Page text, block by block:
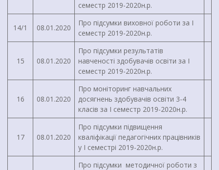
семестр 2019-2020н.р.
14/1 08.01.2020
Про підсумки виховної роботи за І
семестр 2019-2020н.р.
15 08.01.2020
Про підсумки результатів
навченості здобувачів освіти за І
семестр 2019-2020н.р.
16 08.01.2020
Про моніторинг навчальних
досягнень здобувачів освіти 3-4
класів за І семестр 2019-2020н.р.
17 08.01.2020
Про підсумки підвищення
кваліфікації педагогічних працівників
у І семестрі 2019-2020н.р.
Про підсумки методичної роботи з